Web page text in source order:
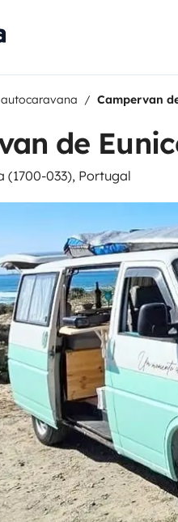
Campervan
de
(1700-033), Portugal